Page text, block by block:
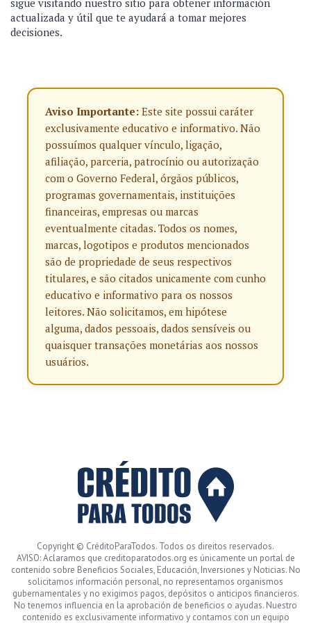
sigue visitando nuestro sitio para obtener información
actualizada y útil que te ayudará a tomar mejores
decisiones.
Aviso Importante: Este site possui caráter
exclusivamente educativo e informativo. Não
possuímos qualquer vínculo, ligação,
afiliação, parceria, patrocínio ou autorização
com o Governo Federal, órgãos públicos,
programas governamentais, instituições
financeiras, empresas ou marcas
eventualmente citadas. Todos os nomes,
marcas, logotipos e produtos mencionados
são de propriedade de seus respectivos
titulares, e são citados unicamente com cunho
educativo e informativo para os nossos
leitores. Não solicitamos, em hipótese
alguma, dados pessoais, dados sensíveis ou
quaisquer transações monetárias aos nossos
usuários.
Copyright © CréditoParaTodos. Todos os direitos reservados.
AVISO: Aclaramos que creditoparatodos.org es únicamente un portal de
contenido sobre Beneficios Sociales, Educación, Inversiones y Noticias. No
solicitamos información personal, no representamos organismos
gubernamentales y no exigimos pagos, depósitos o anticipos financieros.
No tenemos influencia en la aprobación de beneficios o ayudas. Nuestro
contenido es exclusivamente informativo y contamos con un equipo